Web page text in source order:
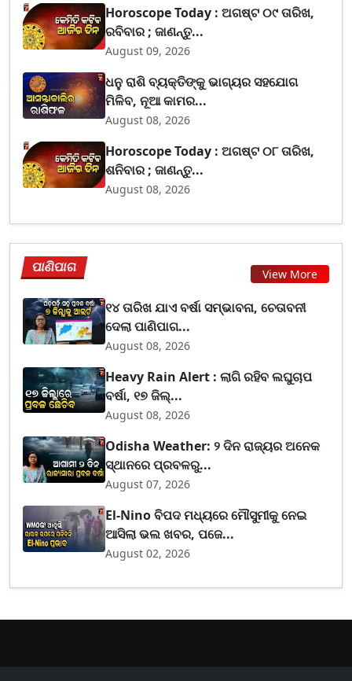
Horoscope Today : ଅଗଷ୍ଟ ୦୯ ତାରିଖ,
ରବିବାର ; ଜାଣନ୍ତୁ...
August 09, 2026
ଧନୁ ରାଶି ବ୍ୟକ୍ତିଙ୍କୁ ଭାଗ୍ୟର ସହଯୋଗ
ମିଳିବ, ନୂଆ କାମର...
August 08, 2026
Horoscope Today : ଅଗଷ୍ଟ ୦୮ ତାରିଖ,
ଶନିବାର ; ଜାଣନ୍ତୁ...
August 08, 2026
ପାଣିପାଗ View More
୧୪ ତାରିଖ ଯାଏ ବର୍ଷା ସମ୍ଭାବନା, ଚେତାବନୀ
ଦେଲା ପାଣିପାଗ...
August 08, 2026
Heavy Rain Alert : ଲାଗି ରହିବ ଲଘୁଚାପ
ବର୍ଷା, ୧୭ ଜିଲ୍...
August 08, 2026
Odisha Weather: ୨ ଦିନ ରାଜ୍ୟର ଅନେକ
ସ୍ଥାନରେ ପ୍ରବଳରୁ...
August 07, 2026
El-Nino ବିପଦ ମଧ୍ୟରେ ମୌସୁମୀକୁ ନେଇ
ଆସିଲା ଭଲ ଖବର, ପଜେ...
August 02, 2026